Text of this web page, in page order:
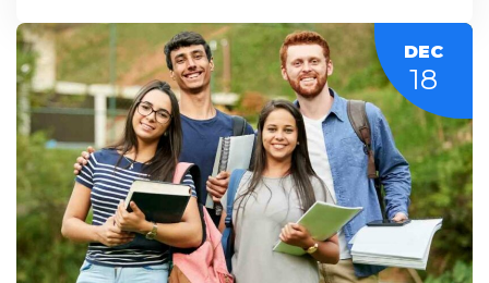
DEC
18